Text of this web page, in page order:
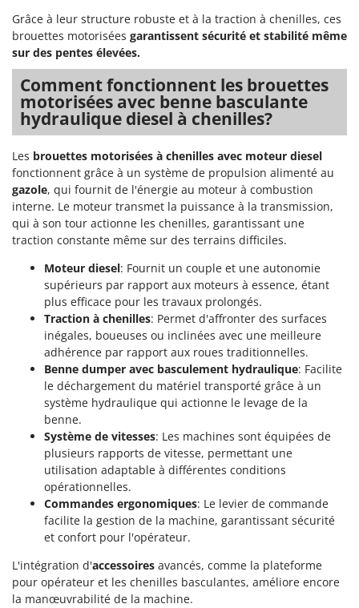
Rampes de chargement en aluminium
Râpes à fromage électriques
Râteaux pour tracteur
Remplisseuses
Robots nettoyeurs de piscine
Robots Tondeuses
Rogneuses de souches
Rouleaux pour tracteur
S
Scies à os
Scies alternatives à batterie
Scies de jardin télescopiques
Sécateurs électriques à batterie
Sécateurs et Échenilloirs manuels
Sécateurs pneumatiques
Semoirs et Épandeurs d'engrais
Socs pour tracteur
Souffleurs aspirateurs pour Feuilles
Soufreuses - Poudreuses à dos
Soufreuses - Poudreuses pour tracteur
Taille-haies
Taille-haies à bras pour tracteur
Tarières
H
Hailo
Helvi
Henx
HiKOKI
Honda
I
Idromatic
Il-Tec
Imperia
Infaco
Intec
Intex
Italyco
ITM
JOLLY ITALIA
KAAZ
Karcher
Kasco
Kemper
Keter
KitchenAid
Komo
Grâce à leur structure robuste et à la traction à chenilles, ces
brouettes motorisées garantissent sécurité et stabilité même
sur des pentes élevées.
Comment fonctionnent les brouettes
motorisées avec benne basculante
hydraulique diesel à chenilles?
Les brouettes motorisées à chenilles avec moteur diesel
fonctionnent grâce à un système de propulsion alimenté au
gazole, qui fournit de l'énergie au moteur à combustion
interne. Le moteur transmet la puissance à la transmission,
qui à son tour actionne les chenilles, garantissant une
traction constante même sur des terrains difficiles.
Moteur diesel: Fournit un couple et une autonomie
supérieurs par rapport aux moteurs à essence, étant
plus efficace pour les travaux prolongés.
Traction à chenilles: Permet d'affronter des surfaces
inégales, boueuses ou inclinées avec une meilleure
adhérence par rapport aux roues traditionnelles.
Benne dumper avec basculement hydraulique: Facilite
le déchargement du matériel transporté grâce à un
système hydraulique qui actionne le levage de la
benne.
Système de vitesses: Les machines sont équipées de
plusieurs rapports de vitesse, permettant une
utilisation adaptable à différentes conditions
opérationnelles.
Commandes ergonomiques: Le levier de commande
facilite la gestion de la machine, garantissant sécurité
et confort pour l'opérateur.
L'intégration d'accessoires avancés, comme la plateforme
pour opérateur et les chenilles basculantes, améliore encore
la manœuvrabilité de la machine.